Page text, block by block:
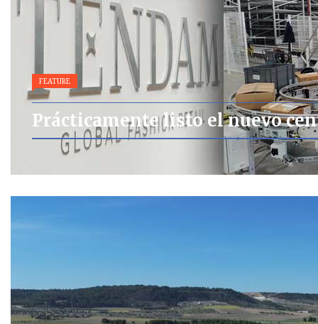
FEATURE
Prácticamente listo el nuevo